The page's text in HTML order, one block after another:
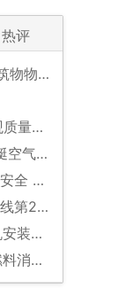
热评
能分级
要求
测定
要求
铜绞线
条件
方法